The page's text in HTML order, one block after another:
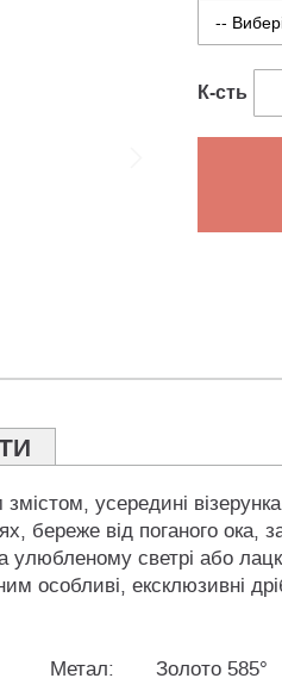
К-сть
усередині
береже від поганого ока,
светрі або
особливі, ексклюзивні
Метал:
Золото 585°